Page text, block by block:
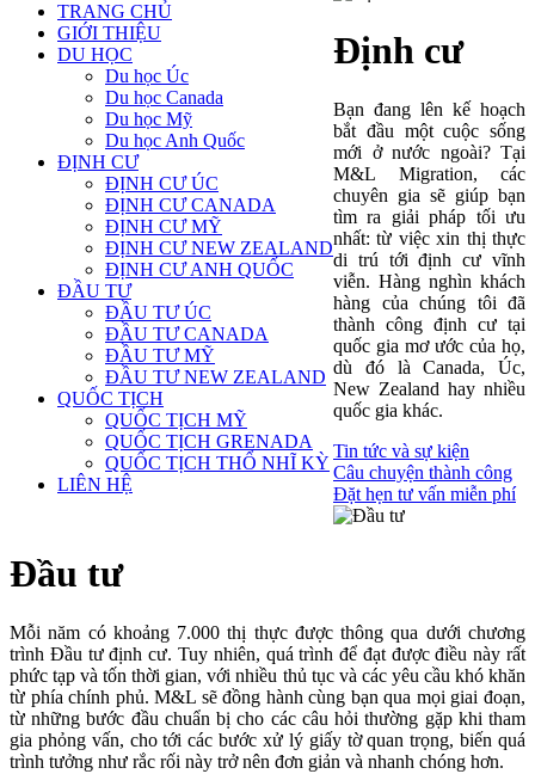
TRANG CHỦ
GIỚI THIỆU
DU HỌC
Du học Úc
Du học Canada
Du học Mỹ
Du học Anh Quốc
ĐỊNH CƯ
ĐỊNH CƯ ÚC
ĐỊNH CƯ CANADA
ĐỊNH CƯ MỸ
ĐỊNH CƯ NEW ZEALAND
ĐỊNH CƯ ANH QUỐC
ĐẦU TƯ
ĐẦU TƯ ÚC
ĐẦU TƯ CANADA
ĐẦU TƯ MỸ
ĐẦU TƯ NEW ZEALAND
QUỐC TỊCH
QUỐC TỊCH MỸ
QUỐC TỊCH GRENADA
QUỐC TỊCH THỔ NHĨ KỲ
LIÊN HỆ
Định cư
Bạn đang lên kế hoạch
bắt đầu một cuộc sống
mới ở nước ngoài? Tại
M&L Migration, các
chuyên gia sẽ giúp bạn
tìm ra giải pháp tối ưu
nhất: từ việc xin thị thực
di trú tới định cư vĩnh
viễn. Hàng nghìn khách
hàng của chúng tôi đã
thành công định cư tại
quốc gia mơ ước của họ,
dù đó là Canada, Úc,
New Zealand hay nhiều
quốc gia khác.
Tin tức và sự kiện
Câu chuyện thành công
Đặt hẹn tư vấn miễn phí
Đầu tư
Mỗi năm có khoảng 7.000 thị thực được thông qua dưới chương
trình Đầu tư định cư. Tuy nhiên, quá trình để đạt được điều này rất
phức tạp và tốn thời gian, với nhiều thủ tục và các yêu cầu khó khăn
từ phía chính phủ. M&L sẽ đồng hành cùng bạn qua mọi giai đoạn,
từ những bước đầu chuẩn bị cho các câu hỏi thường gặp khi tham
gia phỏng vấn, cho tới các bước xử lý giấy tờ quan trọng, biến quá
trình tưởng như rắc rối này trở nên đơn giản và nhanh chóng hơn.